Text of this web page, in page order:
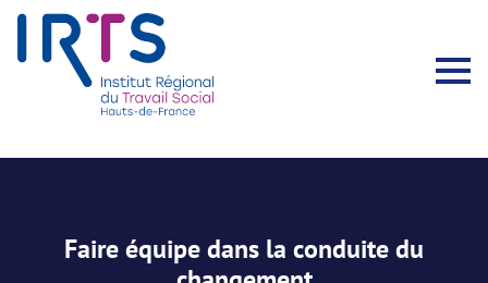
Faire équipe dans la conduite du